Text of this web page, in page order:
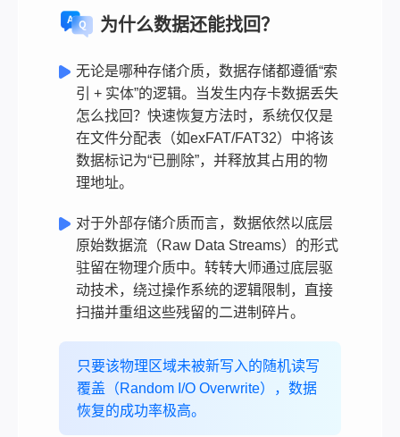
为什么数据还能找回？
无论是哪种存储介质，数据存储都遵循“索
引 + 实体”的逻辑。当发生内存卡数据丢失
怎么找回？快速恢复方法时，系统仅仅是
在文件分配表（如exFAT/FAT32）中将该
数据标记为“已删除”，并释放其占用的物
理地址。
对于外部存储介质而言，数据依然以底层
原始数据流（Raw Data Streams）的形式
驻留在物理介质中。转转大师通过底层驱
动技术，绕过操作系统的逻辑限制，直接
扫描并重组这些残留的二进制碎片。
只要该物理区域未被新写入的随机读写
覆盖（Random I/O Overwrite），数据
恢复的成功率极高。